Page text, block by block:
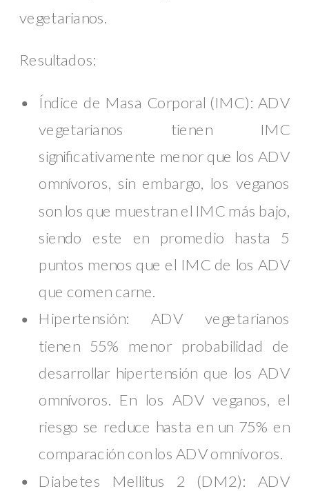
vegetarianos.
Resultados:
Índice de Masa Corporal (IMC): ADV
vegetarianos tienen IMC
significativamente menor que los ADV
omnívoros, sin embargo, los veganos
son los que muestran el IMC más bajo,
siendo este en promedio hasta 5
puntos menos que el IMC de los ADV
que comen carne.
Hipertensión: ADV vegetarianos
tienen 55% menor probabilidad de
desarrollar hipertensión que los ADV
omnívoros. En los ADV veganos, el
riesgo se reduce hasta en un 75% en
comparación con los ADV omnívoros.
Diabetes Mellitus 2 (DM2): ADV